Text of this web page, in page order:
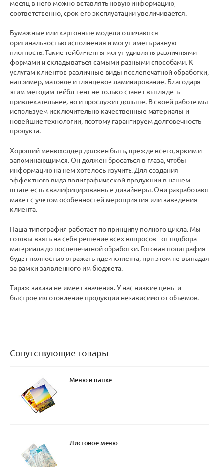
месяц в него можно вставлять новую информацию,
соответственно, срок его эксплуатации увеличивается.
Бумажные или картонные модели отличаются
оригинальностью исполнения и могут иметь разную
плотность. Такие тейбл-тенты могут удивлять различными
формами и складываться самыми разными способами. К
услугам клиентов различные виды послепечатной обработки,
например, матовое и глянцевое ламинирование. Благодаря
этим методам тейбл-тент не только станет выглядеть
привлекательнее, но и прослужит дольше. В своей работе мы
используем исключительно качественные материалы и
новейшие технологии, поэтому гарантируем долговечность
продукта.
Хороший менюхолдер должен быть, прежде всего, ярким и
запоминающимся. Он должен бросаться в глаза, чтобы
информацию на нем хотелось изучить. Для создания
эффектного вида полиграфической продукции в нашем
штате есть квалифицированные дизайнеры. Они разработают
макет с учетом особенностей мероприятия или заведения
клиента.
Наша типография работает по принципу полного цикла. Мы
готовы взять на себя решение всех вопросов - от подбора
материала до послепечатной обработки. Готовая полиграфия
будет полностью отражать идеи клиента, при этом не выпадая
за рамки заявленного им бюджета.
Тираж заказа не имеет значения. У нас низкие цены и
быстрое изготовление продукции независимо от объемов.
Сопутствующие товары
Меню в папке
Листовое меню